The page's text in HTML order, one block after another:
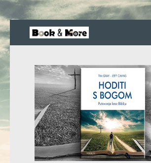
Knjige
Recenzije
Blog